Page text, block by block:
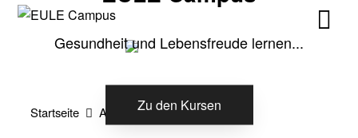
Skip
Skip
Gesundheit und Lebensfreude lernen...
Zu den Kursen
Startseite Alle Kurse